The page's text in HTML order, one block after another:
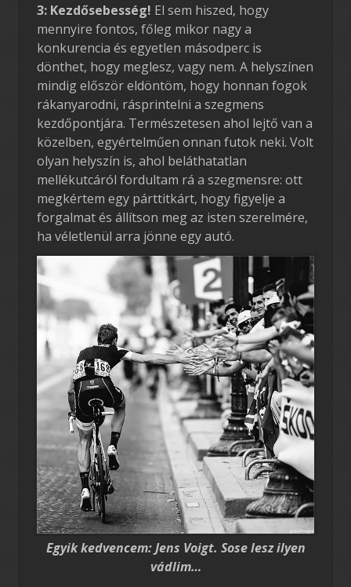
3: Kezdősebesség! El sem hiszed, hogy
mennyire fontos, főleg mikor nagy a
konkurencia és egyetlen másodperc is
dönthet, hogy meglesz, vagy nem. A helyszínen
mindig először eldöntöm, hogy honnan fogok
rákanyarodni, rásprintelni a szegmens
kezdőpontjára. Természetesen ahol lejtő van a
közelben, egyértelműen onnan futok neki. Volt
olyan helyszín is, ahol beláthatatlan
mellékutcáról fordultam rá a szegmensre: ott
megkértem egy párttitkárt, hogy figyelje a
forgalmat és állítson meg az isten szerelmére,
ha véletlenül arra jönne egy autó.
Egyik kedvencem: Jens Voigt. Sose lesz ilyen
vádlim…